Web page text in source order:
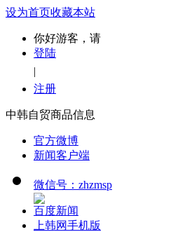
设为首页收藏本站
你好游客，请
登陆
|
注册
中韩自贸商品信息
官方微博
新闻客户端
微信号：zhzmsp
百度新闻
上韩网手机版